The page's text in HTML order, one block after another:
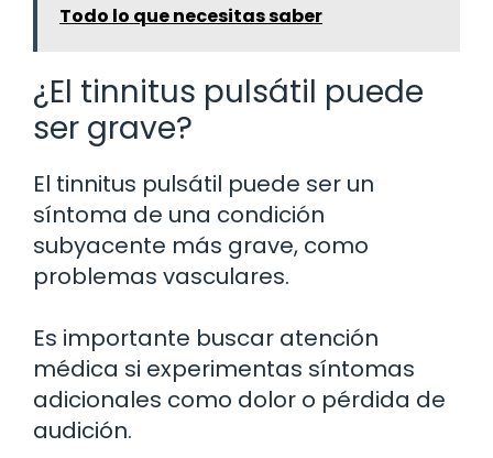
Todo lo que necesitas saber
¿El tinnitus pulsátil puede
ser grave?
El tinnitus pulsátil puede ser un
síntoma de una condición
subyacente más grave, como
problemas vasculares.
Es importante buscar atención
médica si experimentas síntomas
adicionales como dolor o pérdida de
audición.